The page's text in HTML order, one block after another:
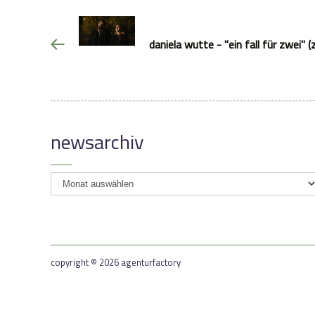
daniela wutte - "ein fall für zwei"
newsarchiv
newsarchiv
copyright © 2026 agenturfactory